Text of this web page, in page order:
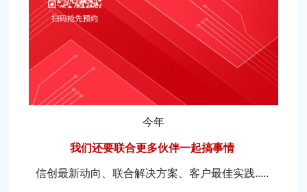
今年
我们还要联合更多伙伴一起搞事情
信创最新动向、联合解决方案、客户最佳实践.....